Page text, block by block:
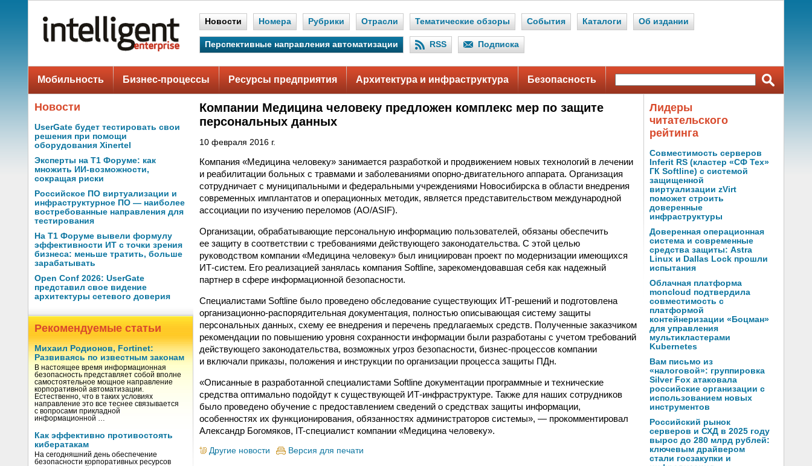
Новости Номера Рубрики Отрасли Тематические обзоры События Каталоги Об издании
Перспективные направления автоматизации RSS Подписка
Мобильность Бизнес-процессы Ресурсы предприятия Архитектура и инфраструктура Безопасность
Новости
UserGate будет тестировать свои
решения при помощи
оборудования Xinertel
Эксперты на Т1 Форуме: как
множить ИИ-возможности,
сокращая риски
Российское ПО виртуализации и
инфраструктурное ПО — наиболее
востребованные направления для
тестирования
На Т1 Форуме вывели формулу
эффективности ИТ с точки зрения
бизнеса: меньше тратить, больше
зарабатывать
Open Conf 2026: UserGate
представил свое видение
архитектуры сетевого доверия
Рекомендуемые статьи
Михаил Родионов, Fortinet:
Развиваясь по известным законам
В настоящее время информационная
безопасность представляет собой вполне
самостоятельное мощное направление
корпоративной автоматизации.
Естественно, что в таких условиях
направление это все теснее связывается
с вопросами прикладной
информационной …
Как эффективно противостоять
кибератакам
На сегодняшний день обеспечение
безопасности корпоративных ресурсов
Компании Медицина человеку предложен комплекс мер по защите
персональных данных
10 февраля 2016 г.
Компания «Медицина человеку» занимается разработкой и продвижением новых технологий в лечении
и реабилитации больных с травмами и заболеваниями опорно-двигательного аппарата. Организация
сотрудничает с муниципальными и федеральными учреждениями Новосибирска в области внедрения
современных имплантатов и операционных методик, является представительством международной
ассоциации по изучению переломов (AO/ASIF).
Организации, обрабатывающие персональную информацию пользователей, обязаны обеспечить
ее защиту в соответствии с требованиями действующего законодательства. С этой целью
руководством компании «Медицина человеку» был инициирован проект по модернизации имеющихся
ИТ-систем. Его реализацией занялась компания Softline, зарекомендовавшая себя как надежный
партнер в сфере информационной безопасности.
Специалистами Softline было проведено обследование существующих ИТ-решений и подготовлена
организационно-распорядительная документация, полностью описывающая систему защиты
персональных данных, схему ее внедрения и перечень предлагаемых средств. Полученные заказчиком
рекомендации по повышению уровня сохранности информации были разработаны с учетом требований
действующего законодательства, возможных угроз безопасности, бизнес-процессов компании
и включали приказы, положения и инструкции по организации процесса защиты ПДн.
«Описанные в разработанной специалистами Softline документации программные и технические
средства оптимально подойдут к существующей ИТ-инфраструктуре. Также для наших сотрудников
было проведено обучение с предоставлением сведений о средствах защиты информации,
особенностях их функционирования, обязанностях администраторов системы», — прокомментировал
Александр Богомяков, IT-специалист компании «Медицина человеку».
Другие новости Версия для печати
Лидеры
читательского
рейтинга
Совместимость серверов
Inferit RS (кластер «СФ Тех»
ГК Softline) с системой
защищенной
виртуализации zVirt
поможет строить
доверенные
инфраструктуры
Доверенная операционная
система и современные
средства защиты: Astra
Linux и Dallas Lock прошли
испытания
Облачная платформа
moncloud подтвердила
совместимость с
платформой
контейнеризации «Боцман»
для управления
мультикластерами
Kubernetes
Вам письмо из
«налоговой»: группировка
Silver Fox атаковала
российские организации с
использованием новых
инструментов
Российский рынок
серверов и СХД в 2025 году
вырос до 280 млрд рублей:
ключевым драйвером
стали госзакупки и